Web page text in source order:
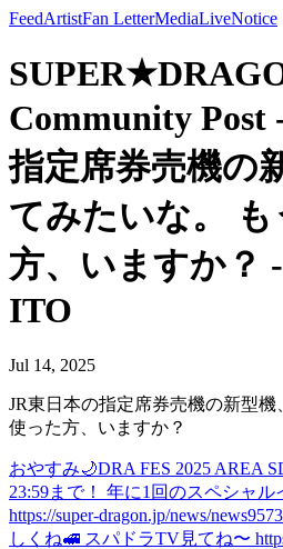
FeedArtistFan LetterMediaLiveNotice
Community Post
指定席券売機の
てみたいな。 も
方、いますか？
ITO
Jul 14, 2025
JR東日本の指定席券売機の新型機
使った方、いますか？
おやすみ🌙DRA FES 2025 AREA
23:59まで！ 年に1回のスペシャ
https://super-dragon.jp/news/
しくね🚅 スパドラTV見てね〜